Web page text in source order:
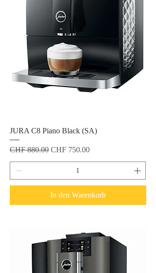
JURA C8 Piano Black (SA)
Standardpreis
CHF 880.00 Sale-Preis
CHF 750.00
In den Warenkorb